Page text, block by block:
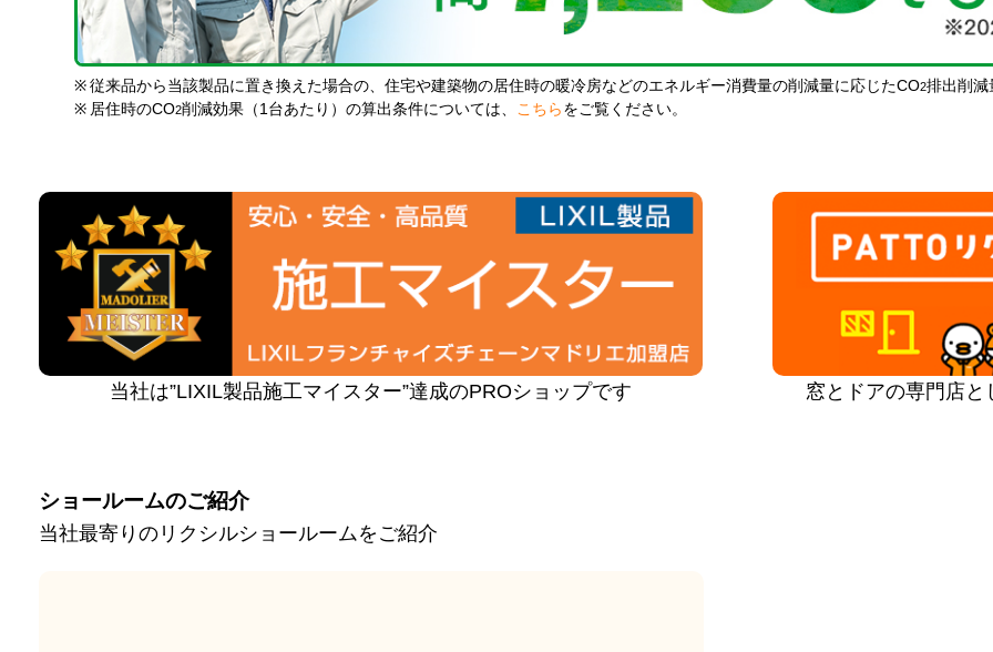
※ 従来品から当該製品に置き換えた場合の、住宅や建築物の居住時の暖冷房などのエネルギー消費量の削減量に応じたCO2排出削減
※ 居住時のCO2削減効果（1台あたり）の算出条件については、 こちら をご覧ください。
当社は”LIXIL製品施工マイスター”達成のPROショップです 窓とドアの専門店
ショールームのご紹介
当社最寄りのリクシルショールームをご紹介